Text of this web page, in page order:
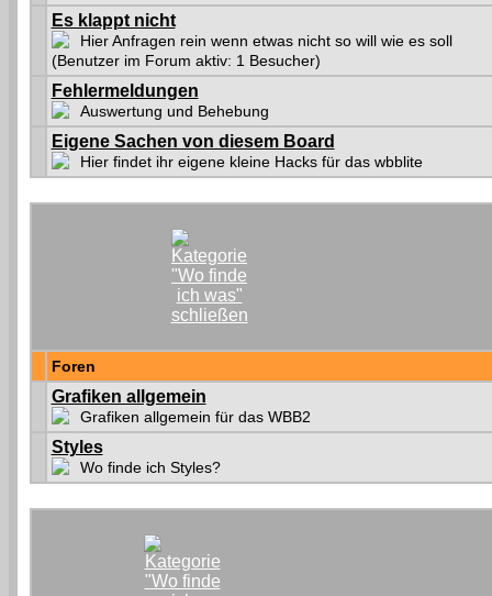
Es klappt nicht
Hier Anfragen rein wenn etwas nicht so will wie es soll
(Benutzer im Forum aktiv: 1 Besucher)
Fehlermeldungen
Auswertung und Behebung
Eigene Sachen von diesem Board
Hier findet ihr eigene kleine Hacks für das wbblite
Foren
Grafiken allgemein
Grafiken allgemein für das WBB2
Styles
Wo finde ich Styles?